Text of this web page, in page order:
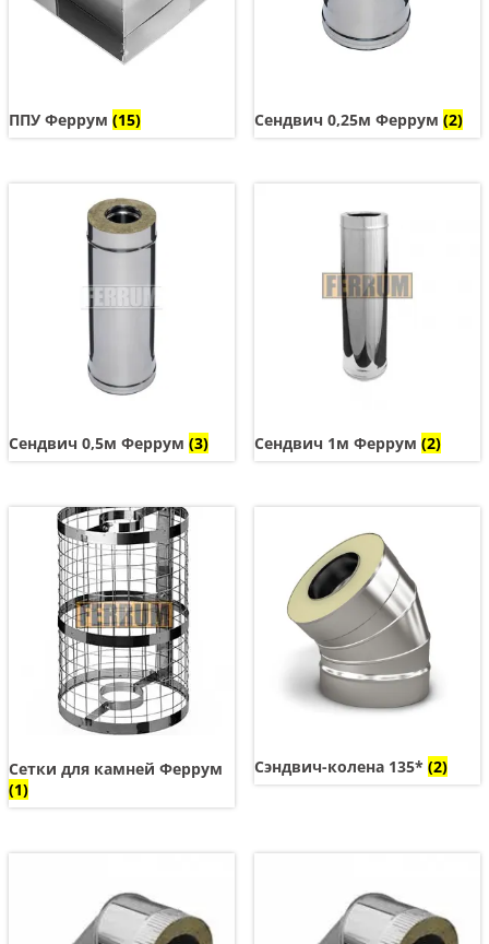
ППУ Феррум (15) Сендвич 0,25м Феррум (2)
Сендвич 0,5м Феррум (3) Сендвич 1м Феррум (2)
Сетки для камней Феррум
(1)
Сэндвич-колена 135* (2)